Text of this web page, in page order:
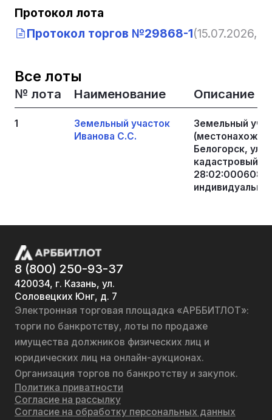
Протокол лота
Протокол торгов №29868-1(15.07.2026,
Все лоты
№ лота Наименование Описание
1
Земельный участок
Иванова С.С.
Земельный
Белогорск, ул.
кадастровый
8 (800) 250-93-37
420034, г. Казань, ул.
Соловецких Юнг, д. 7
Электронная торговая площадка «АРББИТЛОТ»:
торги по банкротству, лоты по продаже
имущества должников физических лиц и
юридических лиц на онлайн-аукционах.
Организация торгов по банкротству и закупок.
Политика приватности
Согласие на рассылку
Согласие на обработку персональных данных